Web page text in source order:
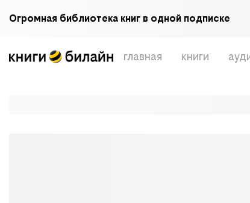
Огромная библиотека книг в одной подписке
главная книги